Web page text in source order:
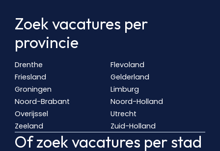
Zoek vacatures per
provincie
Drenthe
Flevoland
Friesland
Gelderland
Groningen
Limburg
Noord-Brabant
Noord-Holland
Overijssel
Utrecht
Zeeland
Zuid-Holland
Of zoek vacatures per stad